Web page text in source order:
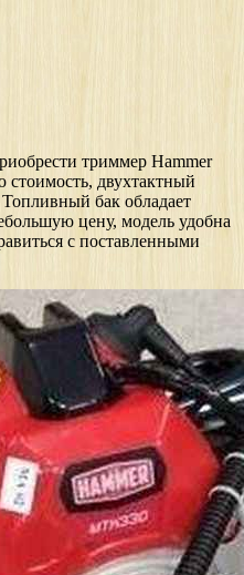
триммер Hammer
двухтактный
бак обладает
цену, модель удобна
с поставленными